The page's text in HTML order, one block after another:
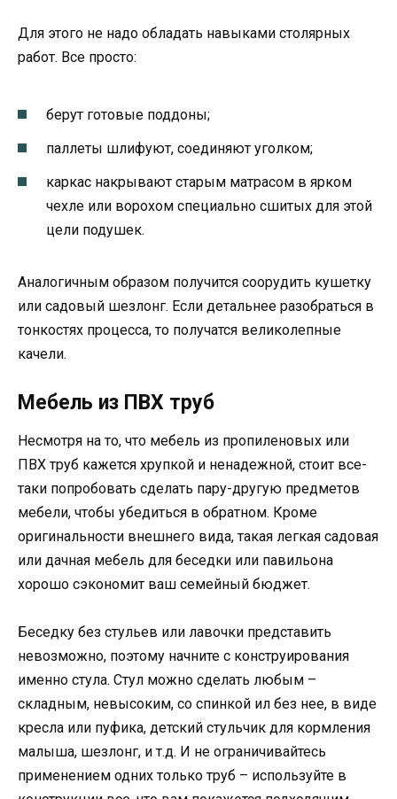
Для этого не надо обладать навыками столярных
работ. Все просто:
берут готовые поддоны;
паллеты шлифуют, соединяют уголком;
каркас накрывают старым матрасом в ярком
чехле или ворохом специально сшитых для этой
цели подушек.
Аналогичным образом получится соорудить кушетку
или садовый шезлонг. Если детальнее разобраться в
тонкостях процесса, то получатся великолепные
качели.
Мебель из ПВХ труб
Несмотря на то, что мебель из пропиленовых или
ПВХ труб кажется хрупкой и ненадежной, стоит все-
таки попробовать сделать пару-другую предметов
мебели, чтобы убедиться в обратном. Кроме
оригинальности внешнего вида, такая легкая садовая
или дачная мебель для беседки или павильона
хорошо сэкономит ваш семейный бюджет.
Беседку без стульев или лавочки представить
невозможно, поэтому начните с конструирования
именно стула. Стул можно сделать любым –
складным, невысоким, со спинкой ил без нее, в виде
кресла или пуфика, детский стульчик для кормления
малыша, шезлонг, и т.д. И не ограничивайтесь
применением одних только труб – используйте в